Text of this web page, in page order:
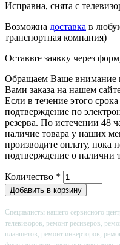
Исправна, снята с
Возможна доставка в
транспортная компания)
Оставьте заявку через
Обращаем Ваше внимание
Вами заказа на нашем
Если в течение этого
подтверждение по
резерва. По истечении 48
наличие товара у наших
производите оплату, пока
подтверждение о наличии
Количество *
Специалисты нашего сервисного
телевизоров, ремонт ресиверов,
планшетов, ремонт инверторов,